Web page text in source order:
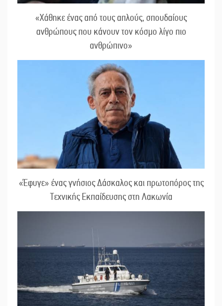
«Χάθηκε ένας από τους απλούς, σπουδαίους
ανθρώπους που κάνουν τον κόσμο λίγο πιο
ανθρώπινο»
«Έφυγε» ένας γνήσιος Δάσκαλος και πρωτοπόρος της
Τεχνικής Εκπαίδευσης στη Λακωνία